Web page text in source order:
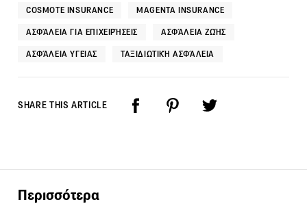
COSMOTE INSURANCE MAGENTA INSURANCE
ΑΣΦΆΛΕΙΑ ΓΙΑ ΕΠΙΧΕΙΡΉΣΕΙΣ ΑΣΦΆΛΕΙΑ ΖΩΉΣ
ΑΣΦΆΛΕΙΑ ΥΓΕΊΑΣ ΤΑΞΙΔΙΩΤΙΚΉ ΑΣΦΆΛΕΙΑ
SHARE THIS ARTICLE
Περισσότερα